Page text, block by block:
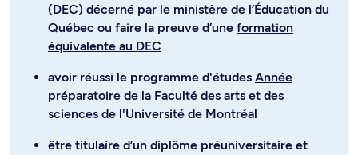
(DEC) décerné par le ministère de l’Éducation du
Québec ou faire la preuve d’une formation
équivalente au DEC
avoir réussi le programme d'études Année
préparatoire de la Faculté des arts et des
sciences de l'Université de Montréal
être titulaire d’un diplôme préuniversitaire et